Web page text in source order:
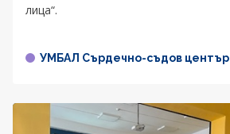
лица“.
УМБАЛ Сърдечно-съдов център